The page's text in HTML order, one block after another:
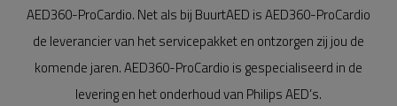
AED360-ProCardio. Net als bij BuurtAED is AED360-ProCardio
de leverancier van het servicepakket en ontzorgen zij jou de
komende jaren. AED360-ProCardio is gespecialiseerd in de
levering en het onderhoud van Philips AED’s.